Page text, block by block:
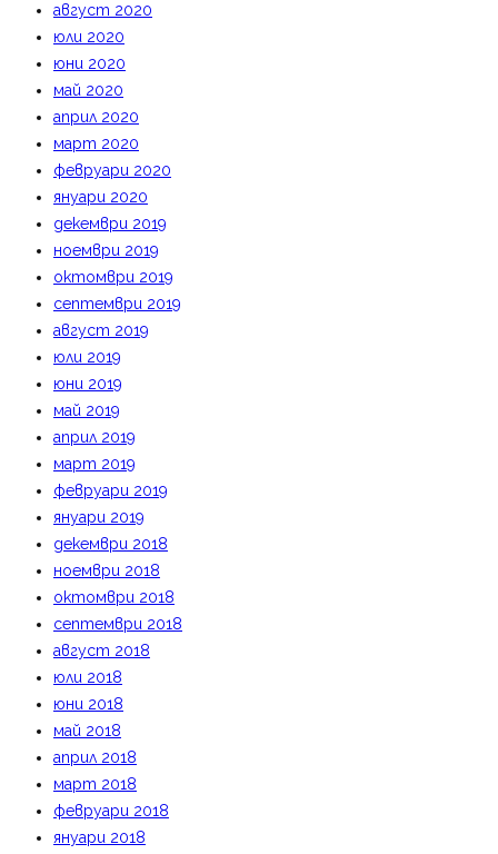
август 2020
юли 2020
юни 2020
май 2020
април 2020
март 2020
февруари 2020
януари 2020
декември 2019
ноември 2019
октомври 2019
септември 2019
август 2019
юли 2019
юни 2019
май 2019
април 2019
март 2019
февруари 2019
януари 2019
декември 2018
ноември 2018
октомври 2018
септември 2018
август 2018
юли 2018
юни 2018
май 2018
април 2018
март 2018
февруари 2018
януари 2018